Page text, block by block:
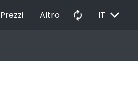
Prezzi Altro autorenew IT EXPAND_MORE